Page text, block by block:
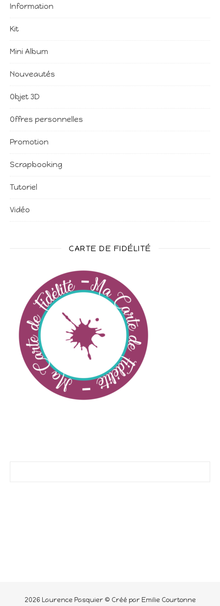
Information
Kit
Mini Album
Nouveautés
Objet 3D
Offres personnelles
Promotion
Scrapbooking
Tutoriel
Vidéo
CARTE DE FIDÉLITÉ
2026 Laurence Pasquier © Créé par Emilie Courtonne